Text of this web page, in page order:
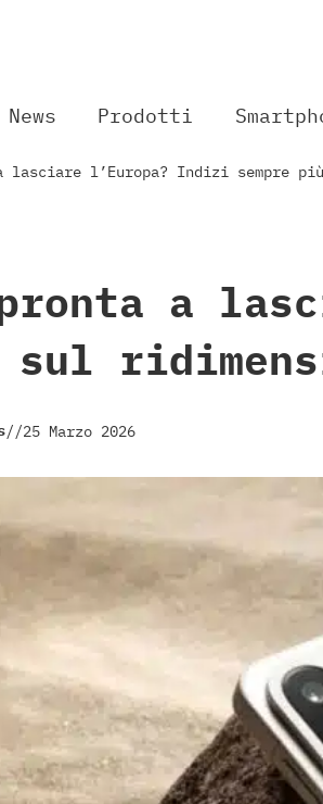
News Prodotti
lasciare l’Europa? Indizi sempre
pronta a
//25 Marzo 2026